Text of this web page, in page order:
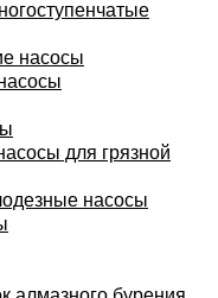
насосы
для грязной
насосы